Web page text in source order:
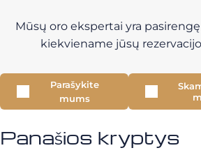
Mūsų oro ekspertai yra
kiekviename jūsų
Parašykite
mums
Panašios kryptys